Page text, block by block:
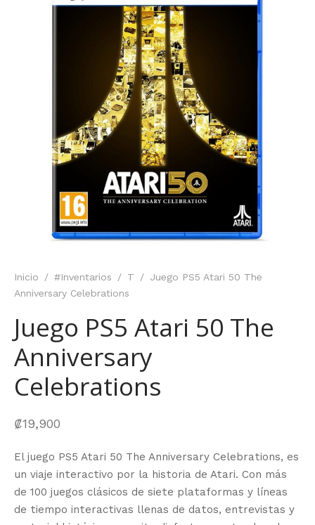
Inicio / #Inventarios / T / Juego PS5 Atari 50 The
Anniversary Celebrations
Juego PS5 Atari 50 The
Anniversary
Celebrations
₡19,900
El juego PS5 Atari 50 The Anniversary Celebrations, es
un viaje interactivo por la historia de Atari. Con más
de 100 juegos clásicos de siete plataformas y líneas
de tiempo interactivas llenas de datos, entrevistas y